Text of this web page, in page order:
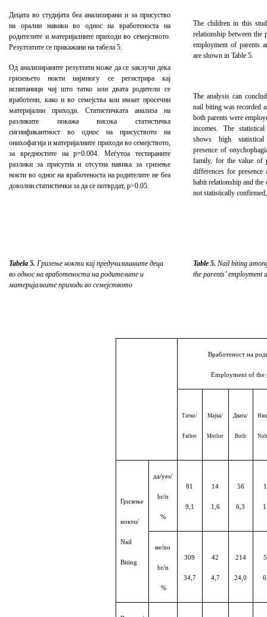
Децата во студијата беа анализирани и за присуство
на орални навики во однос на вработеноста на
родителите и материјалните приходи во семејството.
Резултатите се прикажани на табела 5.
Од анализираните резултати може да се заклучи дека
гризењето нокти најмногу се регистрира кај
испитаници чиј што татко или двата родители се
вработени, како и во семејства кои имаат просечни
материјални приходи. Статистичката анализа на
разликите покажа висока статистичка
сигнификантност во однос на присуството на
онихофагија и материјалните приходи во семејството,
за вредностите на p=0.004. Меѓутоа тестираните
разлики за присутна и отсутна навика за гризење
нокти во однос на вработеноста на родителите не беа
доволни статистички за да се потврдат, p>0.05.
The children in this
relationship between the
employment of parents
are shown in Table 5.
The analysis can
nail biting was recorded
both parents were
incomes. The
shows high
presence of
family, for the value of
differences for
habit relationship and the
not statistically
Tabela 5. Гризење нокти кај предучилишните деца
во однос на вработеноста на родителите и
материјалните приходи во семејството
Table 5. Nail biting
the parents’ employment
Вработеност на
Employment of the
Татко/
Father
Мајка/
Mother
Двата/
Both
Гризење
нокти/
Nail
Biting
да/yes/
br/n
%
81
9,1
14
1,6
56
6,3
не/no
br/n
%
309
34,7
42
4,7
214
24,0